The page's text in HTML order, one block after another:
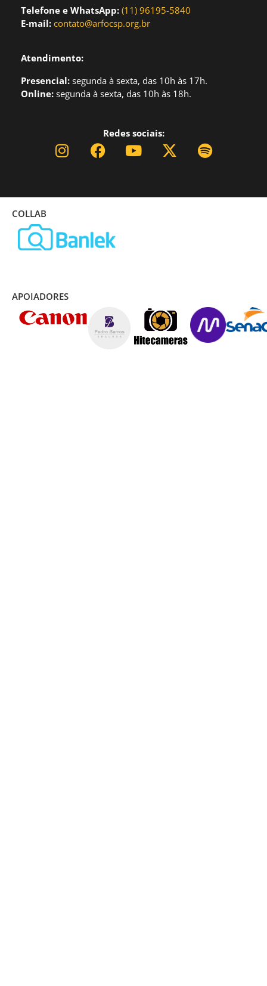
Telefone e WhatsApp: (11) 96195-5840
E-mail: contato@arfocsp.org.br
Atendimento:
Presencial: segunda à sexta, das 10h às 17h.
Online: segunda à sexta, das 10h às 18h.
Redes sociais:
COLLAB
APOIADORES